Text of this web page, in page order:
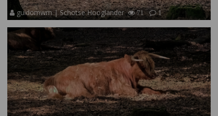
guidomwm | Schotse Hooglander 71 1